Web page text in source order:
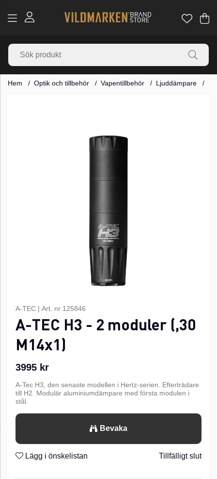
.
Hem Optik och tillbehör Vapentillbehör Ljuddämpare
A-TEC | Art. nr 125846
A-TEC H3 - 2 moduler (,30
M14x1)
3995 kr
A-Tec H3, den senaste modellen i Hertz-serien. Efterträdare
till H2. Modulär aluminiumdämpare med första modulen i
stål.
Bevaka
Lägg i önskelistan Tillfälligt slut